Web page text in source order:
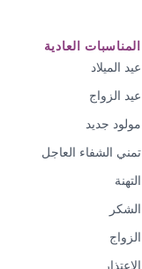
المناسبات العادية
عيد الميلاد
عيد الزواج
مولود جديد
تمني الشفاء العاجل
التهنة
الشكر
الزواج
الاعتذار